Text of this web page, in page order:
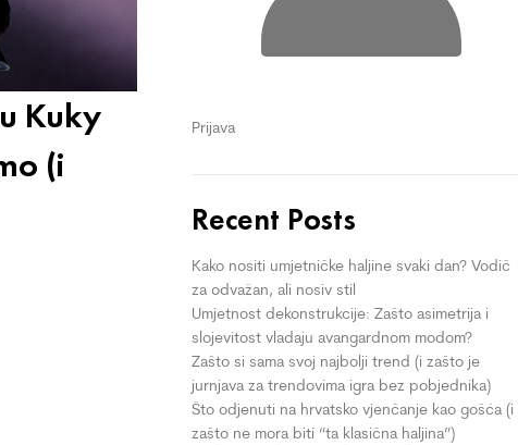
Kuky
(i
Prijava
Recent Posts
Kako nositi umjetničke haljine svaki dan? Vodič
za odvažan, ali nosiv stil
Umjetnost dekonstrukcije: Zašto asimetrija i
slojevitost vladaju avangardnom modom?
Zašto si sama svoj najbolji trend (i zašto je
jurnjava za trendovima igra bez pobjednika)
Što odjenuti na hrvatsko vjenčanje kao gošća (i
zašto ne mora biti “ta klasična haljina”)